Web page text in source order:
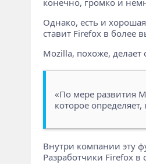
Однако, есть и
ставит Firefox в более
Mozilla, похоже, делает
«По мере развития
которое
Внутри компании эту
Разработчики Firefox